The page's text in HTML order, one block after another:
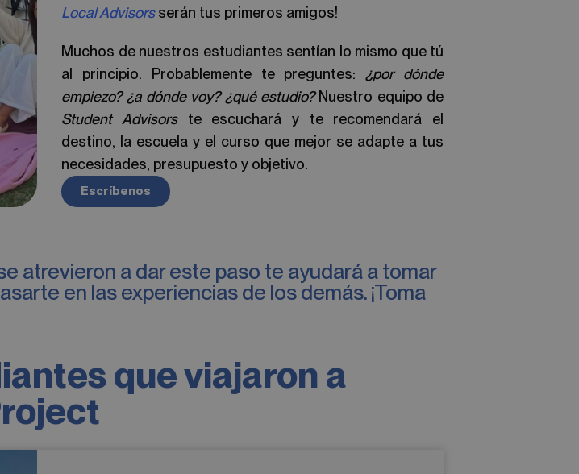
Local Advisorsserán tus primeros amigos!
Muchos de nuestros estudiantes sentían lo mismo que tú
al principio. Probablemente te preguntes: ¿por dónde
empiezo? ¿a dónde voy? ¿qué estudio?Nuestro equipo de
Student Advisorste escuchará y te recomendará el
destino, la escuela y el curso que mejor se adapte a tus
necesidades, presupuesto y objetivo.
Escríbenos
atrevieron a dar este paso te ayudará a tomar
en las experiencias de los demás. ¡Toma
que viajaron a